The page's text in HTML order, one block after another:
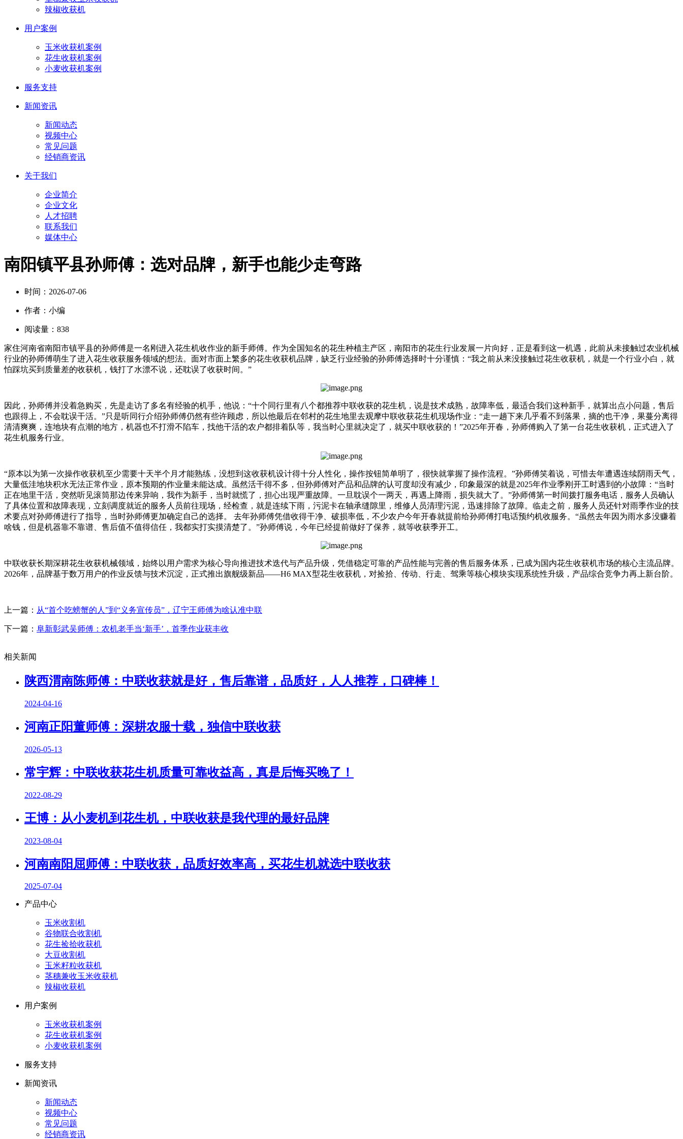
辣椒收获机
用户案例
玉米收获机案例
花生收获机案例
小麦收获机案例
服务支持
新闻资讯
新闻动态
视频中心
常见问题
经销商资讯
关于我们
企业简介
企业文化
人才招聘
联系我们
媒体中心
南阳镇平县孙师傅：选对品牌，新手也能少走弯路
时间： 2026-07-06
作者： 小编
阅读量： 838
家住河南省南阳市镇平县的孙师傅是一名刚进入花生机收作业的新手师傅。作为全国知名的花生种植主产区，南阳市的花生行业发展一片向好，正是看到这一机遇，此前从未接触过农业机械
行业的孙师傅萌生了进入花生收获服务领域的想法。面对市面上繁多的花生收获机品牌，缺乏行业经验的孙师傅选择时十分谨慎：“我之前从来没接触过花生收获机，就是一个行业小白，就
怕踩坑买到质量差的收获机，钱打了水漂不说，还耽误了收获时间。”
因此，孙师傅并没着急购买，先是走访了多名有经验的机手，他说：“十个同行里有八个都推荐中联收获的花生机，说是技术成熟，故障率低，最适合我们这种新手，就算出点小问题，售后
也跟得上，不会耽误干活。”只是听同行介绍孙师傅仍然有些许顾虑，所以他最后在邻村的花生地里去观摩中联收获花生机现场作业：“走一趟下来几乎看不到落果，摘的也干净，果蔓分离得
清清爽爽，连地块有点潮的地方，机器也不打滑不陷车，找他干活的农户都排着队等，我当时心里就决定了，就买中联收获的！”2025年开春，孙师傅购入了第一台花生收获机，正式进入了
花生机服务行业。
“原本以为第一次操作收获机至少需要十天半个月才能熟练，没想到这收获机设计得十分人性化，操作按钮简单明了，很快就掌握了操作流程。”孙师傅笑着说，可惜去年遭遇连续阴雨天气，
大量低洼地块积水无法正常作业，原本预期的作业量未能达成。虽然活干得不多，但孙师傅对产品和品牌的认可度却没有减少，印象最深的就是2025年作业季刚开工时遇到的小故障：“当时
正在地里干活，突然听见滚筒那边传来异响，我作为新手，当时就慌了，担心出现严重故障。一旦耽误个一两天，再遇上降雨，损失就大了。”孙师傅第一时间拨打服务电话，服务人员确认
了具体位置和故障表现，立刻调度就近的服务人员前往现场，经检查，就是连续下雨，污泥卡在轴承缝隙里，维修人员清理污泥，迅速排除了故障。临走之前，服务人员还针对雨季作业的技
术要点对孙师傅进行了指导，当时孙师傅更加确定自己的选择。 去年孙师傅凭借收得干净、破损率低，不少农户今年开春就提前给孙师傅打电话预约机收服务。“虽然去年因为雨水多没赚着
啥钱，但是机器靠不靠谱、售后值不值得信任，我都实打实摸清楚了。”孙师傅说，今年已经提前做好了保养，就等收获季开工。
中联收获长期深耕花生收获机械领域，始终以用户需求为核心导向推进技术迭代与产品升级，凭借稳定可靠的产品性能与完善的售后服务体系，已成为国内花生收获机市场的核心主流品牌。
2026年，品牌基于数万用户的作业反馈与技术沉淀，正式推出旗舰级新品——H6 MAX型花生收获机，对捡拾、传动、行走、驾乘等核心模块实现系统性升级，产品综合竞争力再上新台阶。
上一篇： 从“首个吃螃蟹的人”到“义务宣传员”，辽宁王师傅为啥认准中联
下一篇： 阜新彰武吴师傅：农机老手当‘新手’，首季作业获丰收
相关新闻
陕西渭南陈师傅：中联收获就是好，售后靠谱，品质好，人人推荐，口碑棒！
2024-04-16
河南正阳董师傅：深耕农服十载，独信中联收获
2026-05-13
常宇辉：中联收获花生机质量可靠收益高，真是后悔买晚了！
2022-08-29
王博：从小麦机到花生机，中联收获是我代理的最好品牌
2023-08-04
河南南阳屈师傅：中联收获，品质好效率高，买花生机就选中联收获
2025-07-04
产品中心
玉米收割机
谷物联合收割机
花生捡拾收获机
大豆收割机
玉米籽粒收获机
茎穗兼收玉米收获机
辣椒收获机
用户案例
玉米收获机案例
花生收获机案例
小麦收获机案例
服务支持
新闻资讯
新闻动态
视频中心
常见问题
经销商资讯